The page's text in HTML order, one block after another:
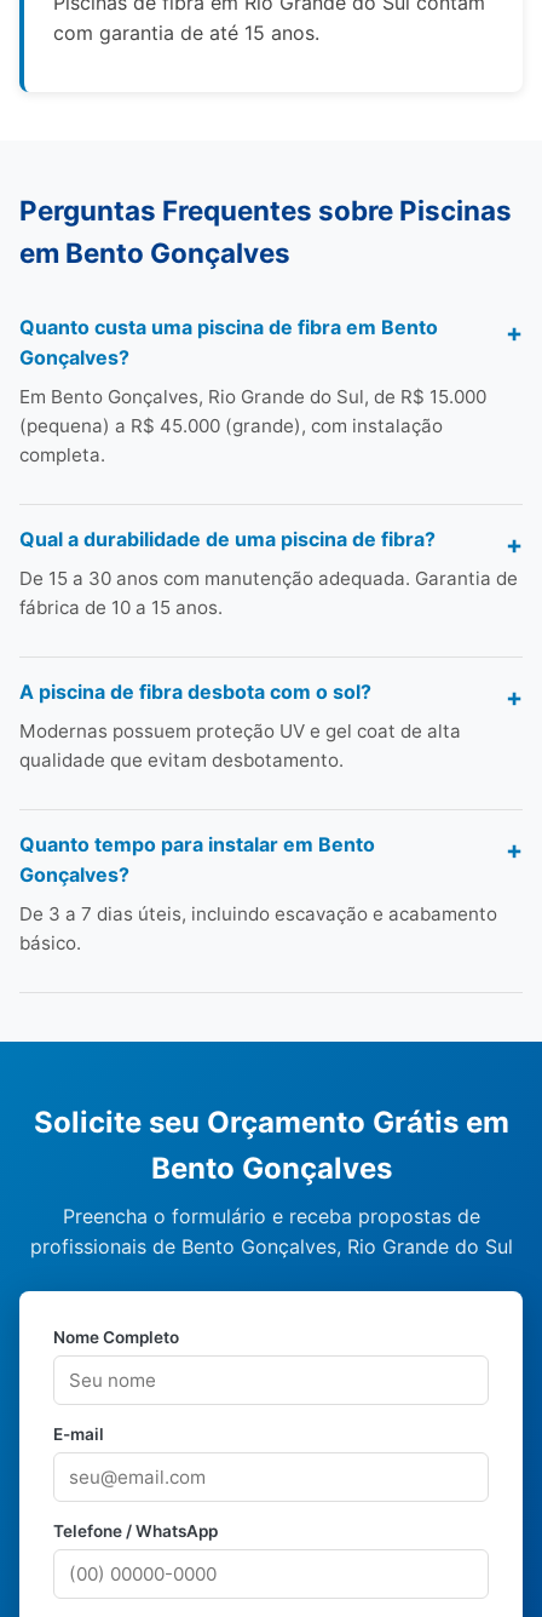
com garantia de até 15 anos.
Perguntas Frequentes sobre Piscinas
em Bento Gonçalves
Quanto custa uma piscina de fibra em Bento
Gonçalves?
Em Bento Gonçalves, Rio Grande do Sul, de R$ 15.000
(pequena) a R$ 45.000 (grande), com instalação
completa.
Qual a durabilidade de uma piscina de fibra?
De 15 a 30 anos com manutenção adequada. Garantia de
fábrica de 10 a 15 anos.
A piscina de fibra desbota com o sol?
Modernas possuem proteção UV e gel coat de alta
qualidade que evitam desbotamento.
Quanto tempo para instalar em Bento
Gonçalves?
De 3 a 7 dias úteis, incluindo escavação e acabamento
básico.
Solicite seu Orçamento Grátis em
Bento Gonçalves
Preencha o formulário e receba propostas de
profissionais de Bento Gonçalves, Rio Grande do Sul
Nome Completo
E-mail
Telefone / WhatsApp